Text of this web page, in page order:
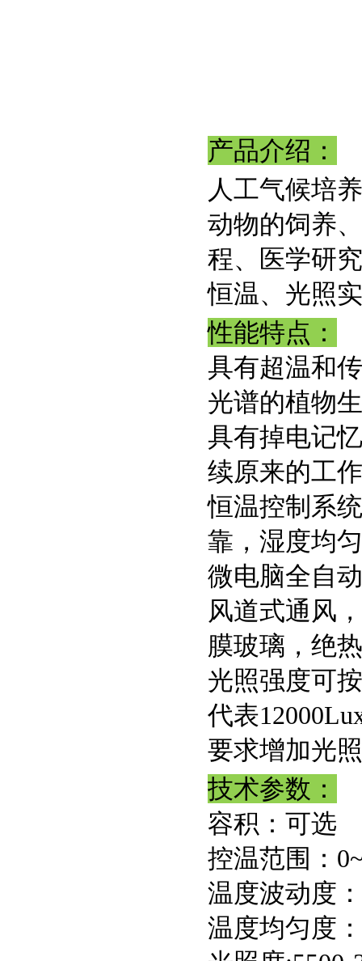
产品介绍：
人工气候培
动物的饲养
程、医学研
恒温、光照
性能特点：
具有超温和
光谱的植物
具有掉电记
续原来的工
恒温控制系
靠，湿度均
微电脑全自
风道式通风
膜玻璃，绝
光照强度可
代表
要求增加光
技术参数：
容积：可选
控温范围：
温度波动度
温度均匀度